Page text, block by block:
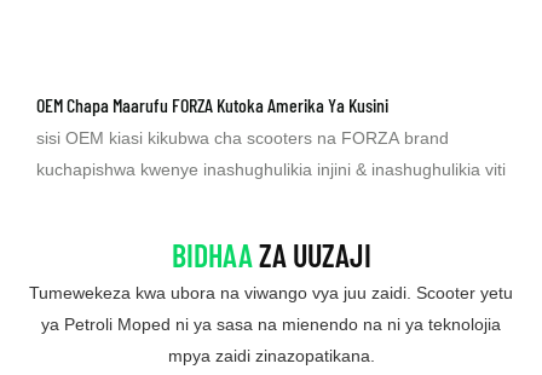
OEM Chapa Maarufu FORZA Kutoka Amerika Ya Kusini
sisi OEM kiasi kikubwa cha scooters na FORZA brand
kuchapishwa kwenye inashughulikia injini & inashughulikia viti
BIDHAAZA UUZAJI
Tumewekeza kwa ubora na viwango vya juu zaidi. Scooter yetu
ya Petroli Moped ni ya sasa na mienendo na ni ya teknolojia
mpya zaidi zinazopatikana.